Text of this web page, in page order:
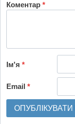
Коментар*
Ім'я*
Email*